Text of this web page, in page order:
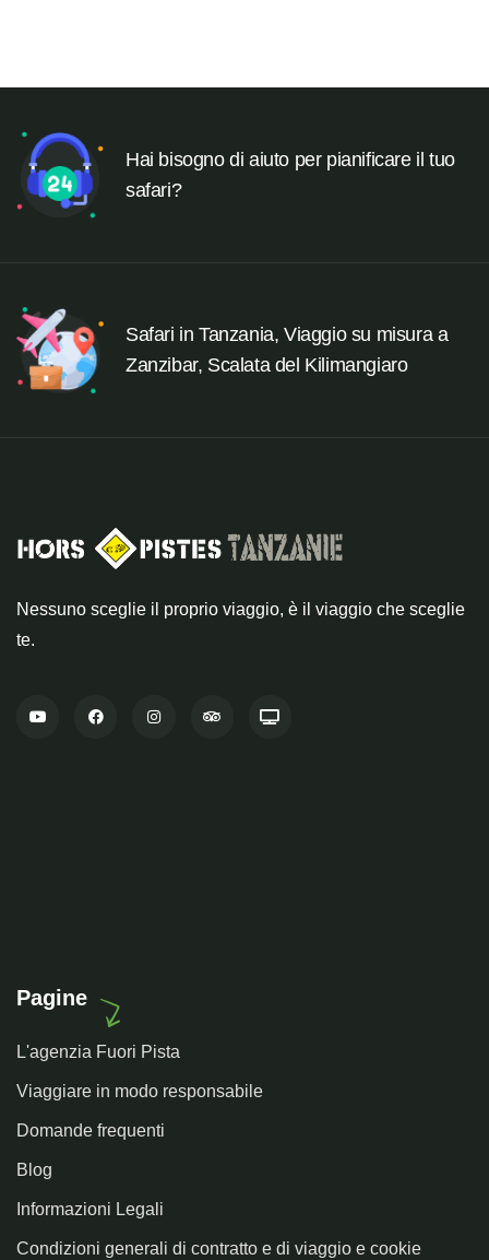
Hai bisogno di aiuto per pianificare il tuo
safari?
Safari in Tanzania, Viaggio su misura a
Zanzibar, Scalata del Kilimangiaro
Nessuno sceglie il proprio viaggio, è il viaggio che sceglie
te.
Pagine
L'agenzia Fuori Pista
Viaggiare in modo responsabile
Domande frequenti
Blog
Informazioni Legali
Condizioni generali di contratto e di viaggio e cookie